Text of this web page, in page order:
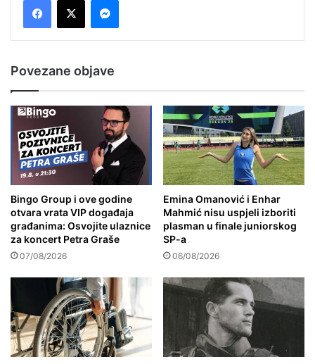
Povezane objave
Bingo Group i ove godine
otvara vrata VIP događaja
građanima: Osvojite ulaznice
za koncert Petra Graše
07/08/2026
Emina Omanović i Enhar
Mahmić nisu uspjeli izboriti
plasman u finale juniorskog
SP-a
06/08/2026